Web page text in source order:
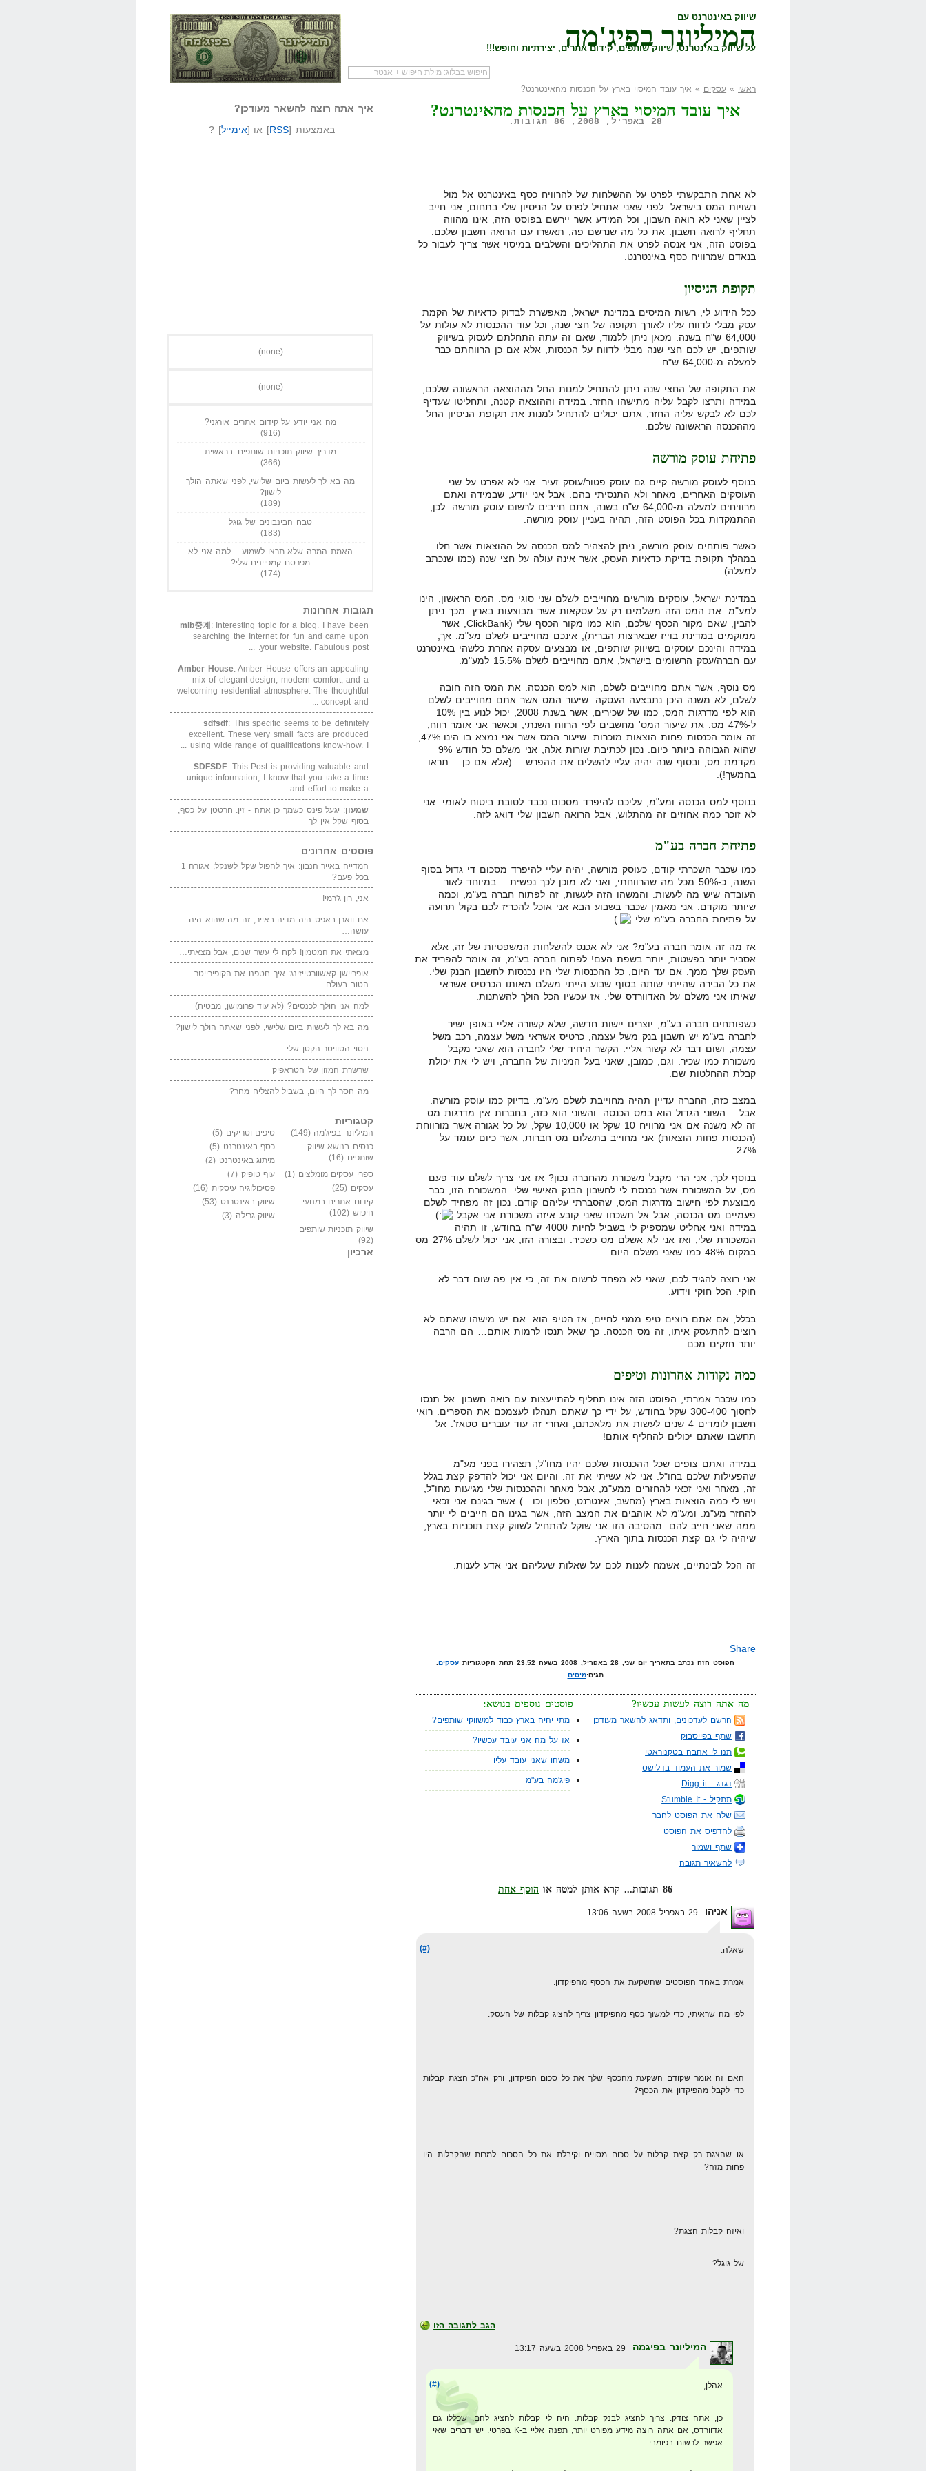
שיווק באינטרנט עם
המיליונר בפיג'מה
על שיווק באינטרנט, שיווק שותפים, קידום אתרים, יצירתיות וחופש!!!
שאל שאלה המיליונר בפיג'מה שיווק שותפים הבלוג
ראשי » עסקים » איך עובד המיסוי בארץ על הכנסות מהאינטרנט?
איך עובד המיסוי בארץ על הכנסות מהאינטרנט?
28 באפריל, 2008, 86 תגובות .
לא אחת התבקשתי לפרט על ההשלחות של להרוויח כסף באינטרנט אל מול
רשויות המס בישראל. לפני שאני אתחיל לפרט על הניסיון שלי בתחום, אני חייב
לציין שאני לא רואה חשבון, וכל המידע אשר יירשם בפוסט הזה, אינו מהווה
תחליף לרואה חשבון. את כל מה שנרשם פה, תאשרו עם הרואה חשבון שלכם.
בפוסט הזה, אני אנסה לפרט את התהליכים והשלבים במיסוי אשר צריך לעבור כל
בנאדם שמרוויח כסף באינטרנט.
תקופת הניסיון
ככל הידוע לי, רשות המיסים במדינת ישראל, מאפשרת לבדוק כדאיות של הקמת
עסק מבלי לדווח עליו לאורך תקופה של חצי שנה, וכל עוד ההכנסות לא עולות על
64,000 ש"ח בשנה. מכאן ניתן ללמוד, שאם זה עתה התחלתם לעסוק בשיווק
שותפים, יש לכם חצי שנה מבלי לדווח על הכנסות, אלא אם כן הרווחתם כבר
למעלה מ-64,000 ש"ח.
את התקופה של החצי שנה ניתן להתחיל למנות החל מההוצאה הראשונה שלכם,
במידה ותרצו לקבל עליה מתישהו החזר. במידה וההוצאה קטנה, ותחליטו שעדיף
לכם לא לבקש עליה החזר, אתם יכולים להתחיל למנות את תקופת הניסיון החל
מההכנסה הראשונה שלכם.
פתיחת עוסק מורשה
בנוסף לעוסק מורשה קיים גם עוסק פטור/עוסק זעיר. אני לא אפרט על שני
העוסקים האחרים, מאחר ולא התנסיתי בהם. אבל אני יודע, שבמידה ואתם
מרוויחים למעלה מ-64,000 ש"ח בשנה, אתם חייבים לרשום עוסק מורשה. לכן,
ההתמקדות בכל הפוסט הזה, תהיה בעניין עוסק מורשה.
כאשר פותחים עוסק מורשה, ניתן להצהיר למס הכנסה על ההוצאות אשר חלו
במהלך תקופת בדיקת כדאיות העסק, אשר אינה עולה על חצי שנה (כמו שנכתב
למעלה).
במדינת ישראל, עוסקים מורשים מחוייבים לשלם שני סוגי מס. המס הראשון, הינו
למע"מ. את המס הזה משלמים רק על עסקאות אשר מבוצעות בארץ. מכך ניתן
להבין, שאם מקור הכסף שלכם, הוא כמו מקור הכסף שלי (ClickBank, אשר
ממוקמים במדינת בוייז שבארצות הברית), אינכם מחוייבים לשלם מע"מ. אך,
במידה והינכם עוסקים בשיווק שותפים, או מבצעים עסקה אחרת כלשהי באינטרנט
עם חברה/עסק הרשומים בישראל, אתם מחוייבים לשלם 15.5% למע"מ.
מס נוסף, אשר אתם מחוייבים לשלם, הוא למס הכנסה. את המס הזה חובה
לשלם, לא משנה היכן נתבצעה העסקה. שיעור המס אשר אתם מחוייבים לשלם
הוא לפי מדרגות המס, כמו של שכירים, אשר בשנת 2008, יכול לנוע בין 10%
ל-47% מס. את שיעור המס' מחשבים לפי הרווח השנתי, וכאשר אני אומר רווח,
זה אומר הכנסות פחות הוצאות מוכרות. שיעור המס אשר אני נמצא בו הינו 47%,
שהוא הגבוהה ביותר כיום. נכון לכתיבת שורות אלה, אני משלם כל חודש 9%
מקדמת מס, ובסוף שנה יהיה עליי להשלים את ההפרש… (אלא אם כן… תראו
בהמשך!).
בנוסף למס הכנסה ומע"מ, עליכם להיפרד מסכום נכבד לטובת ביטוח לאומי. אני
לא זוכר כמה אחוזים זה מהתלוש, אבל הרואה חשבון שלי דואג לזה.
פתיחת חברה בע"מ
כמו שכבר השכרתי קודם, כעוסק מורשה, יהיה עליי להיפרד מסכום די גדול בסוף
השנה, כ-50% מכל מה שהרווחתי, ואני לא מוכן לכך נפשית… במיוחד לאור
העובדה שיש מה לעשות. והמשהו הזה לעשות, זה לפתוח חברה בע"מ, וכמה
שיותר מוקדם. אני מאמין שכבר בשבוע הבא אני אוכל להכריז לכם בקול תרועה
על פתיחת החברה בע"מ שלי
אז מה זה אומר חברה בע"מ? אני לא אכנס להשלחות המשפטיות של זה, אלא
אסביר יותר בפשטות, יותר בשפת העם! לפתוח חברה בע"מ, זה אומר להפריד את
העסק שלך ממך. אם עד היום, כל ההכנסות שלי היו נכנסות לחשבון הבנק שלי.
את כל הבירה שהייתי שותה בסוף שבוע הייתי משלם מאותו הכרטיס אשראי
שאיתו אני משלם על האדוורדס שלי. אז עכשיו הכל הולך להשתנות.
כשפותחים חברה בע"מ, יוצרים יישות חדשה, שלא קשורה אליי באופן ישיר.
לחברה בע"מ יש חשבון בנק משל עצמה, כרטיס אשראי משל עצמה, רכב משל
עצמה, ושום דבר לא קשור אליי. הקשר היחיד שלי לחברה הוא שאני מקבל
משכורת כמו שכיר. וגם, כמובן, שאני בעל המניות של החברה, ויש לי את יכולת
קבלת ההחלטות שם.
במצב כזה, החברה עדיין תהיה מחוייבת לשלם מע"מ. בדיוק כמו עוסק מורשה.
אבל… השוני הגדול הוא במס הכנסה. והשוני הוא כזה, בחברות אין מדרגות מס.
זה לא משנה אם אני מרוויח 10 שקל או 10,000 שקל, על כל אגורה אשר מורווחת
(הכנסות פחות הוצאות) אני מחוייב בתשלום מס חברות, אשר כיום עומד על
27%.
בנוסף לכך, אני הרי מקבל משכורת מהחברה נכון? אז אני צריך לשלם עוד פעם
מס, על המשכורת אשר נכנסת לי לחשבון הבנק האישי שלי. המשכורת הזו, כבר
מבוצעת לפי חישוב מדרגות המס, שהסברתי עליהם קודם. נכון זה מפחיד לשלם
פעמיים מס הכנסה, אבל אל תשכחו שאני קובע איזה משכורת אני אקבל
במידה ואני אחליט שמספיק לי בשביל לחיות 4000 ש"ח בחודש, זו תהיה
המשכורת שלי, ואז אני לא אשלם מס כשכיר. ובצורה הזו, אני יכול לשלם 27% מס
במקום 48% כמו שאני משלם היום.
אני רוצה להגיד לכם, שאני לא מפחד לרשום את זה, כי אין פה שום דבר לא
חוקי. הכל חוקי וידוע.
בכלל, אם אתם רוצים טיפ ממני לחיים, אז הטיפ הוא: אם יש מישהו שאתם לא
רוצים להתעסק איתו, זה מס הכנסה. כך שאל תנסו לרמות אותם… הם הרבה
יותר חזקים מכם…
כמה נקודות אחרונות וטיפים
כמו שכבר אמרתי, הפוסט הזה אינו תחליף להתייעצות עם רואה חשבון. אל תנסו
לחסוך 300-400 שקל בחודש, על ידי כך שאתם תנהלו לעצמכם את הספרים. רואי
חשבון לומדים 4 שנים לעשות את מלאכתם, ואחרי זה עוד עוברים סטאז'. אל
תחשבו שאתם יכולים להחליף אותם!
במידה ואתם צופים שכל ההכנסות שלכם יהיו מחו"ל, תצהירו בפני מע"מ
שהפעילות שלכם בחו"ל. אני לא עשיתי את זה. והיום אני יכול להדפק קצת בגלל
זה, מאחר ואני זכאי להחזרים ממע"מ, אבל מאחר וההכנסות שלי מגיעות מחו"ל,
ויש לי כמה הוצאות בארץ (מחשב, אינטרנט, טלפון וכו…) אשר בגינם אני זכאי
להחזר מע"מ. ומע"מ לא אוהבים את המצב הזה, אשר בגינו הם חייבים לי יותר
ממה שאני חייב להם. מהסיבה הזו אני שוקל להתחיל לשווק קצת תוכניות בארץ,
שיהיה לי גם קצת הכנסות בתוך הארץ.
זה הכל לבינתיים, אשמח לענות לכם על שאלות שעליהם אני אדע לענות.
Share
הפוסט הזה נכתב בתאריך יום שני, 28 באפריל, 2008 בשעה 23:52 תחת הקטגוריות עסקים.
תגים:מיסים
פוסטים נוספים בנושא:
מתי יהיה בארץ כבוד למשווקי שותפים?
אז על מה אני עובד עכשיו?
משהו שאני עובד עליו
פיג'מה בע"מ
מה אתה רוצה לעשות עכשיו?
הרשם לעדכונים, ותדאג להשאר מעודכן
שתף בפייסבוק
תנו לי אהבה בטקנוראטי
שמור את העמוד בדלישס
דגדג - Digg it
תתקיל - Stumble It
שלח את הפוסט לחבר
להדפיס את הפוסט
שתף ושמור
להשאיר תגובה
86 תגובות... קרא אותן למטה או
הוסף אחת
אניהו
(#) שאלה:
אמרת באחד הפוסטים שהשקעת את הכסף מהפיקדון.
לפי מה שראיתי, כדי למשוך כסף מהפיקדון צריך להציג קבלות של העסק.
האם זה אומר שקודם השקעת מהכסף שלך את כל סכום הפיקדון, ורק אח"כ הצגת קבלות
כדי לקבל מהפיקדון את הכסף?
או שהצגת רק קצת קבלות על סכום מסויים וקיבלת את כל הסכום למרות שהקבלות היו
פחות מזה?
ואיזה קבלות הצגת?
של גוגל?
הגב לתגובה הזו
המיליונר בפיגמה
(#) אהלן,
כן, אתה צודק. צריך להציג לבנק קבלות. היה לי קבלות להציג להם, שכללו גם
אדוורדס, אם אתה רוצה מידע מפורט יותר, תפנה אליי ב-K בפרטי. יש דברים שאי
אפשר לרשום בפומבי…
איך אתה רוצה להשאר מעודכן?
באמצעות [RSS] או [אימייל] ?
(none)
(none)
מה אני יודע על קידום אתרים אורגני?
(916)
מדריך שיווק תוכניות שותפים: בראשית
(366)
מה בא לך לעשות ביום שלישי, לפני שאתה הולך
לישון?
(189)
טבח הבינבונים של גוגל
(183)
האמת המרה שלא תרצו לשמוע – למה אני לא
מפרסם קמפיינים שלי?
(174)
תגובות אחרונות
mlb중계 : Interesting topic for a blog. I have been
searching the Internet for fun and came upon
your website. Fabulous post. ...
Amber House: Amber House offers an appealing
mix of elegant design, modern comfort, and a
welcoming residential atmosphere. The thoughtful
concept and ...
sdfsdf: This specific seems to be definitely
excellent. These very small facts are produced
using wide range of qualifications know-how. I ...
SDFSDF: This Post is providing valuable and
unique information, I know that you take a time
and effort to make a ...
שמעון: יגעל פינס כשמך כן אתה - זין. חרטטן על כסף,
בסוף שקל אין לך
פוסטים אחרונים
המדייה באייר הנבון: איך להפול שקל לשנקל; אגורה 1
בכל פעם?
אני, רון ג'רמי!
אם ווארן באפט היה מדיה באייר, זה מה שהוא היה
עושה…
מצאתי את המטמון! לקח לי עשר שנים, אבל מצאתי…
אופריישן קאשוורטייזינג: איך חטפנו את הקופירייטר
הטוב בעולם.
למה אני הולך לכנסים? (לא עוד פרומושן, מבטיח)
מה בא לך לעשות ביום שלישי, לפני שאתה הולך לישון?
ניסוי הטוויטר הקטן שלי
שרשרת המזון של הטראפיק
מה חסר לך היום, בשביל להצליח מחר?
קטגוריות
המיליונר בפיג'מה (149) טיפים וטריקים (5)
כנסים בנושא שיווק
שותפים (16)
כסף באינטרנט (5)
מיתוג באינטרנט (2)
ספרי עסקים מומלצים (1) עוף טופיק (7)
עסקים (25) פסיכולוגיה עיסקית (16)
קידום אתרים במנועי
חיפוש (102)
שיווק באינטרנט (53)
שיווק גרילה (3)
שיווק תוכניות שותפים
(92)
ארכיון